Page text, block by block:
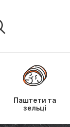
Паштети та
зельці